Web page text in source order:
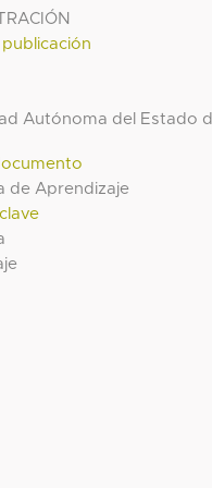
Autónoma del Estado
de Aprendizaje